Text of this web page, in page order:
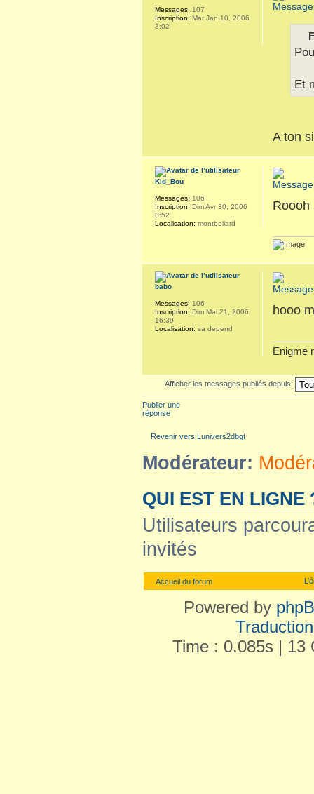
Et
A ton
Messages: 107
Inscription: Mar Jan 10, 2006
3:02
Roooh
Kid_Bou
Messages: 106
Inscription: Dim Avr 30, 2006
8:52
Localisation: montbeliard
hooo
Enigme
babo
Messages: 106
Inscription: Dim Mai 21, 2006
16:39
Localisation: sa depend
Afficher les messages publiés depuis:
Publier une
réponse
Revenir vers Lunivers2dbgt
Modérateur:
QUI EST EN LIGNE
Utilisateurs
invités
Accueil du forum
Powered by
Time : 0.085s | 13